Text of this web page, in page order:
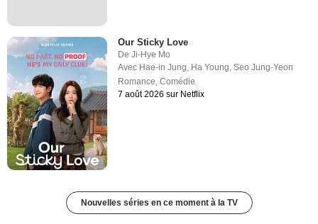
Our Sticky Love
DeJi-Hye Mo
Avec Hae-in Jung, Ha Young,Seo Jung-Yeon
Romance,Comédie
7 août 2026 sur Netflix
Nouvelles séries en ce moment à la TV